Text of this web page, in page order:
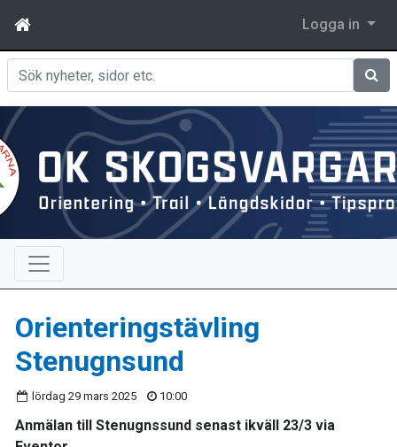
Logga in
Sök
Orienteringstävling
Stenugnsund
lördag 29 mars 2025 10:00
Anmälan till Stenugnssund senast ikväll 23/3 via